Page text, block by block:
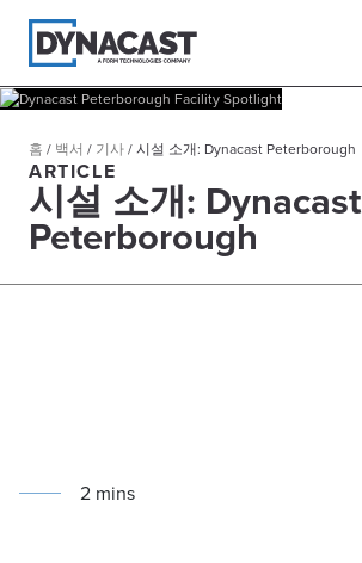
홈 / 백서 / 기사/시설 소개: Dynacast Peterborough
ARTICLE
시설 소개: Dynacast
Peterborough
2 mins